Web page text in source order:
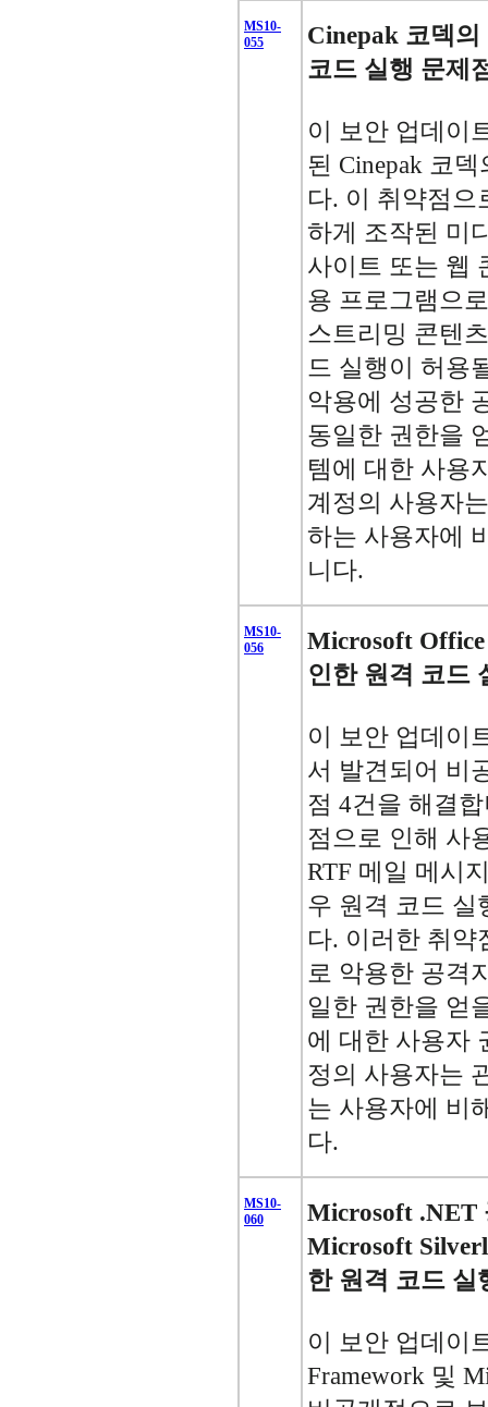
MS10-
055
Cinepak 코덱
코드 실행 문제
이 보안 업데이
된 Cinepak 코
다. 이 취약점으
하게 조작된 미
사이트 또는 웹
용 프로그램으
스트리밍 콘텐
드 실행이 허용
악용에 성공한
동일한 권한을
템에 대한 사용
계정의 사용자
하는 사용자에
니다.
MS10-
056
Microsoft
인한 원격 코드
이 보안 업데이
서 발견되어 비
점 4건을 해결
점으로 인해 사
RTF 메일 메시
우 원격 코드 실
다. 이러한 취약
로 악용한 공격
일한 권한을 얻
에 대한 사용자
정의 사용자는
는 사용자에 비
다.
MS10-
060
Microsoft .NET
Microsoft
한 원격 코드 실
이 보안 업데이
Framework 및